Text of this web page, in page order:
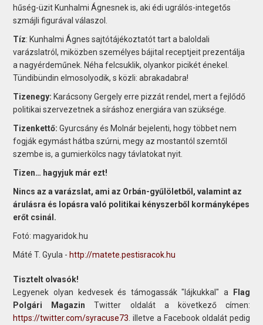
hűség-üzit Kunhalmi Ágnesnek is, aki édi ugrálós-integetős
szmájli figurával válaszol.
Tíz: Kunhalmi Ágnes sajtótájékoztatót tart a baloldali
varázslatról, miközben személyes bájital receptjeit prezentálja
a nagyérdeműnek. Néha felcsuklik, olyankor picikét énekel.
Tündibündin elmosolyodik, s közli: abrakadabra!
Tizenegy: Karácsony Gergely erre pizzát rendel, mert a fejlődő
politikai szervezetnek a síráshoz energiára van szüksége.
Tizenkettő:Gyurcsány és Molnár bejelenti, hogy többet nem
fogják egymást hátba szúrni, megy az mostantól szemtől
szembe is, a gumierkölcs nagy távlatokat nyit.
Tizen… hagyjuk már ezt!
Nincs az a varázslat, ami az Orbán-gyűlöletből, valamint az
árulásra és lopásra való politikai kényszerből kormányképes
erőt csinál.
Fotó: magyaridok.hu
Máté T. Gyula - http://matete.pestisracok.hu
Tisztelt olvasók!
Legyenek olyan kedvesek és támogassák "lájkukkal" a
Flag
Polgári Magazin Twitter oldalát a következő címen:
https://twitter.com/syracuse73 . illetve a Facebook oldalát pedig